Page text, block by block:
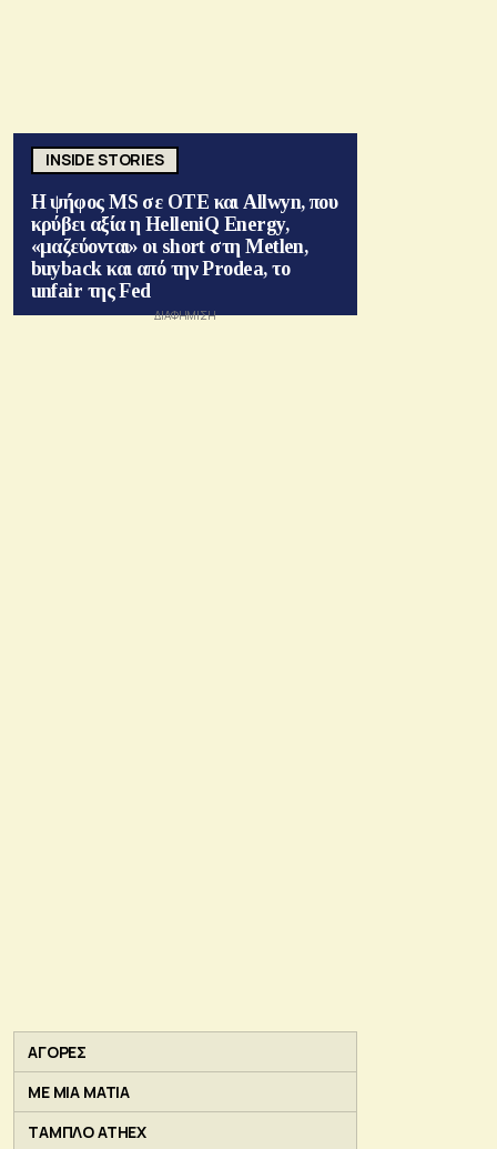
INSIDE STORIES
Η ψήφος MS σε ΟΤΕ και Allwyn, που
κρύβει αξία η HelleniQ Energy,
«μαζεύονται» οι short στη Metlen,
buyback και από την Prodea, το
unfair της Fed
ΑΓΟΡΕΣ
ΜΕ ΜΙΑ ΜΑΤΙΑ
ΤΑΜΠΛΟ ATHEX